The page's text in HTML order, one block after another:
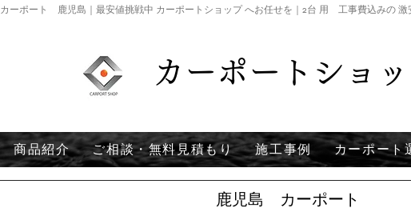
カーポート 鹿児島｜最安値挑戦中 カーポートショップ へお任せを｜2台 用 工事費込みの 激
カーポートショ
商品紹介 ご相談・無料見積もり 施工事例 カーポート
鹿児島 カーポート